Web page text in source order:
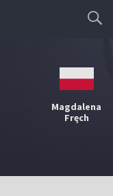
Magdalena
Fręch